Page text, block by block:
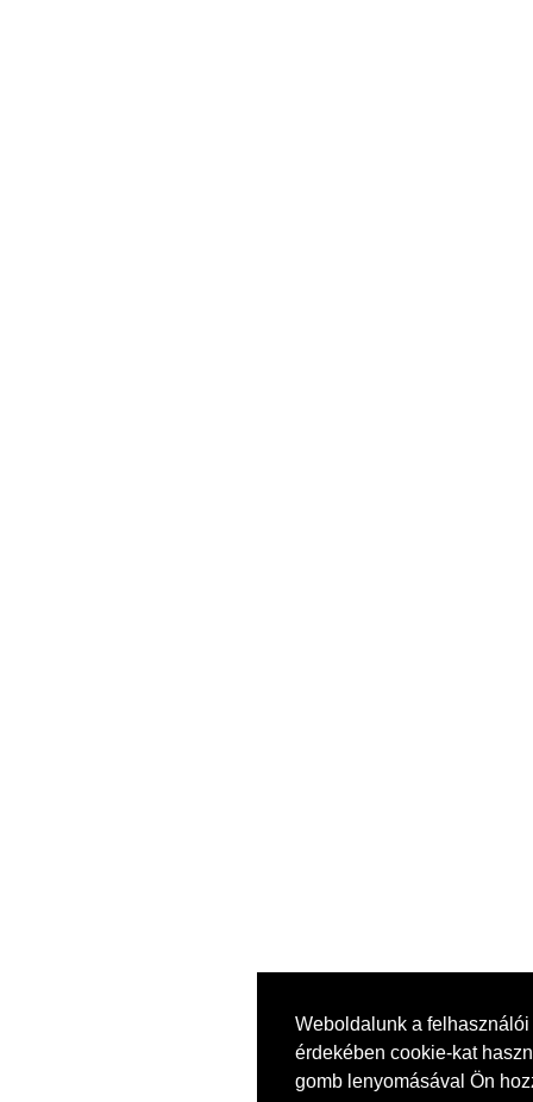
Weboldalunk a
érdekében cookie-kat
gomb lenyomásával Ön